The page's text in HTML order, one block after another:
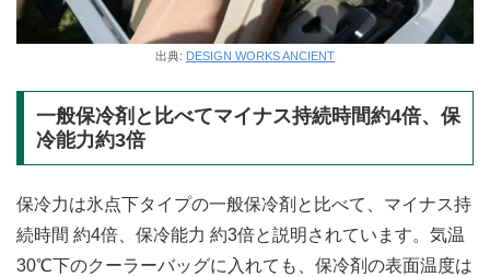
出典: DESIGN WORKS ANCIENT
一般保冷剤と比べてマイナス持続時間約4倍、保
冷能力約3倍
保冷力は氷点下タイプの一般保冷剤と比べて、マイナス持
続時間 約4倍、保冷能力 約3倍と説明されています。気温
30℃下のクーラーバッグに入れても、保冷剤の表面温度は